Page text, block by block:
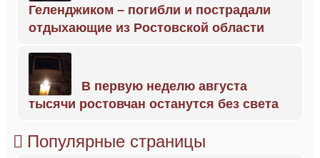
Геленджиком – погибли и пострадали
отдыхающие из Ростовской области
В первую неделю августа
тысячи ростовчан останутся без света
Популярные страницы